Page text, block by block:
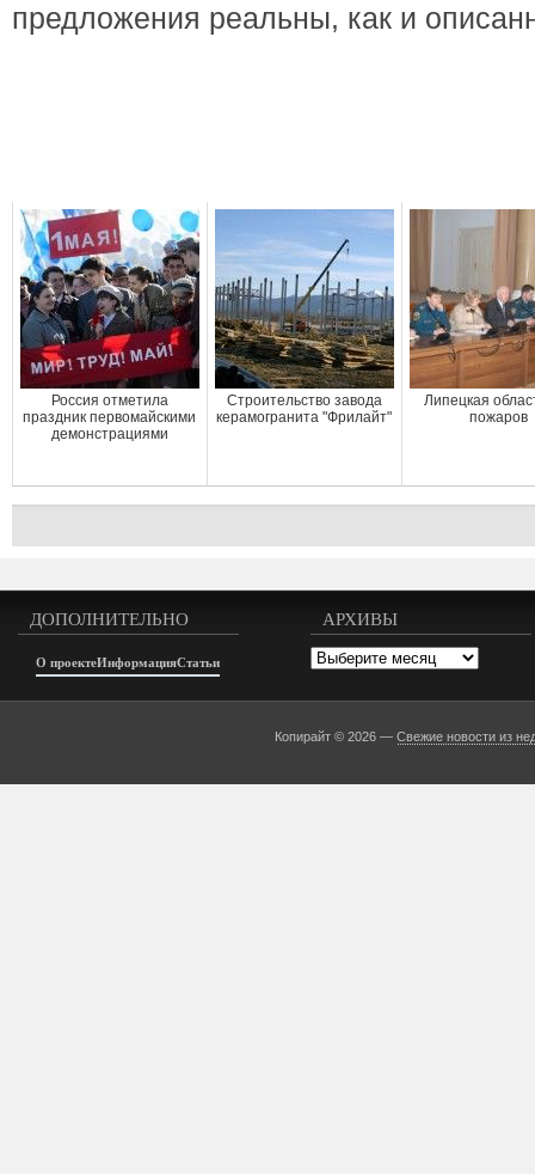
предложения реальны, как и
Россия отметила
праздник первомайскими
демонстрациями
Cтроительство завода
керамогранита "Фрилайт"
Липецкая
пожаров
ДОПОЛНИТЕЛЬНО
О проектеИнформацияСтатьи
АРХИВЫ
Архивы
Копирайт © 2026 —Свежие новости из